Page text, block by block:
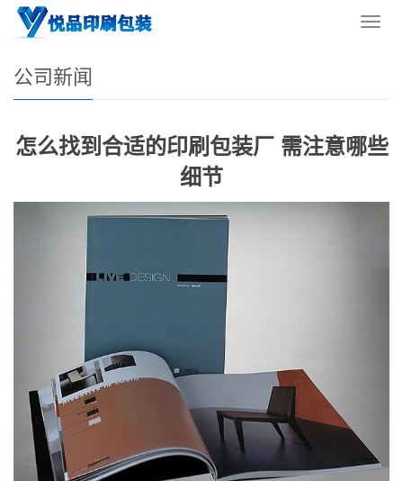
导
您的位置： 网站首页>
公司新闻
怎么找到合适的印刷包装厂 需注意哪些
细节